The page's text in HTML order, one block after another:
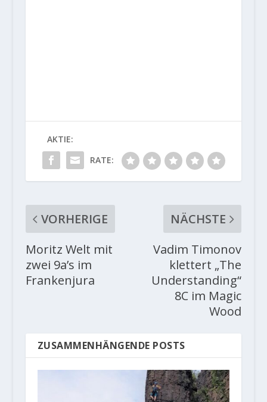
AKTIE:
RATE:
VORHERIGE
Moritz Welt mit
zwei 9a’s im
Frankenjura
NÄCHSTE
Vadim Timonov
klettert „The
Understanding“
8С im Magic
Wood
ZUSAMMENHÄNGENDE POSTS